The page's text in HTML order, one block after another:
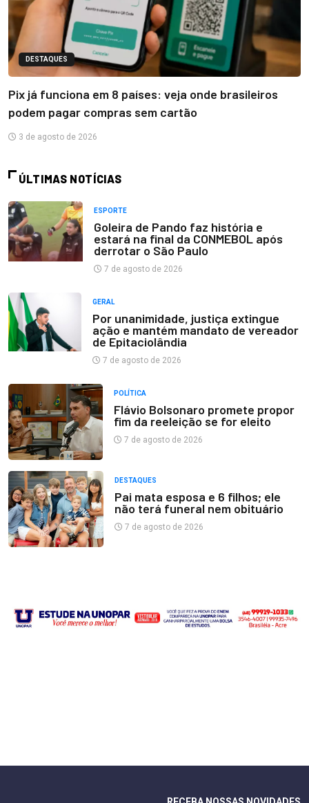
DESTAQUES
Pix já funciona em 8 países: veja onde brasileiros
podem pagar compras sem cartão
3 de agosto de 2026
ÚLTIMAS NOTÍCIAS
ESPORTE
Goleira de Pando faz história e
estará na final da CONMEBOL após
derrotar o São Paulo
7 de agosto de 2026
GERAL
Por unanimidade, justiça extingue
ação e mantém mandato de vereador
de Epitaciolândia
7 de agosto de 2026
POLÍTICA
Flávio Bolsonaro promete propor
fim da reeleição se for eleito
7 de agosto de 2026
DESTAQUES
Pai mata esposa e 6 filhos; ele
não terá funeral nem obituário
7 de agosto de 2026